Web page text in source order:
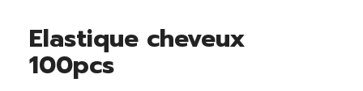
Elastique cheveux
100pcs